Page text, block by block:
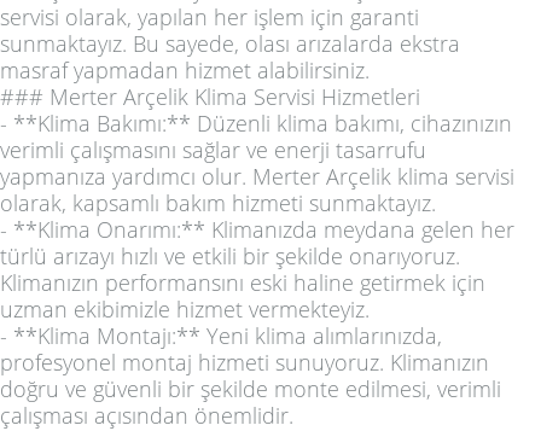
servisi olarak, yapılan her işlem için garanti
sunmaktayız. Bu sayede, olası arızalarda ekstra
masraf yapmadan hizmet alabilirsiniz.
### Merter Arçelik Klima Servisi Hizmetleri
- **Klima Bakımı:** Düzenli klima bakımı, cihazınızın
verimli çalışmasını sağlar ve enerji tasarrufu
yapmanıza yardımcı olur. Merter Arçelik klima servisi
olarak, kapsamlı bakım hizmeti sunmaktayız.
- **Klima Onarımı:** Klimanızda meydana gelen her
türlü arızayı hızlı ve etkili bir şekilde onarıyoruz.
Klimanızın performansını eski haline getirmek için
uzman ekibimizle hizmet vermekteyiz.
- **Klima Montajı:** Yeni klima alımlarınızda,
profesyonel montaj hizmeti sunuyoruz. Klimanızın
doğru ve güvenli bir şekilde monte edilmesi, verimli
çalışması açısından önemlidir.